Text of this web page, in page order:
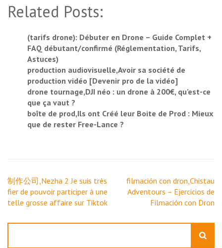
Related Posts:
(tarifs drone): Débuter en Drone – Guide Complet +
FAQ débutant/confirmé (Réglementation, Tarifs,
Astuces)
production audiovisuelle,Avoir sa société de
production vidéo [Devenir pro de la vidéo]
drone tournage,DJI néo : un drone à 200€, qu’est-ce
que ça vaut ?
boîte de prod,Ils ont Créé leur Boite de Prod : Mieux
que de rester Free-Lance ?
Navigation
de
l’article
制作公司,Nezha 2 Je suis très
fier de pouvoir participer à une
telle grosse affaire sur Tiktok
filmación con dron,Chistau
Adventours – Ejercicios de
Filmación con Dron